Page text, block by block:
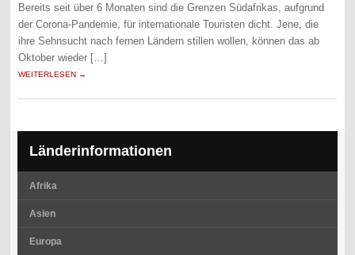
Bereits seit über 6 Monaten sind die Grenzen Südafrikas, aufgrund
der Corona-Pandemie, für internationale Touristen dicht. Jene, die
ihre Sehnsucht nach fernen Ländern stillen wollen, können das ab
Oktober wieder […]
WEITERLESEN →
Länderinformationen
Afrika
Asien
Europa